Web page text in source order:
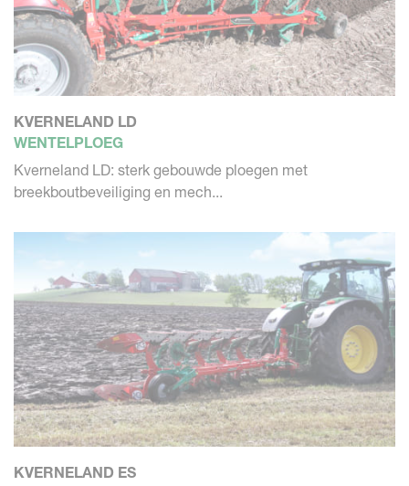
KVERNELAND LD
WENTELPLOEG
Kverneland LD: sterk gebouwde ploegen met
breekboutbeveiliging en mech...
KVERNELAND ES